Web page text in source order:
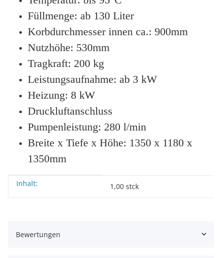
Füllmenge: ab 130 Liter
Korbdurchmesser innen ca.: 900mm
Nutzhöhe: 530mm
Tragkraft: 200 kg
Leistungsaufnahme: ab 3 kW
Heizung: 8 kW
Druckluftanschluss
Pumpenleistung: 280 l/min
Breite x Tiefe x Höhe: 1350 x 1180 x
1350mm
Produkteigenschaft
Wert
Inhalt: 1,00 stck
Bewertungen